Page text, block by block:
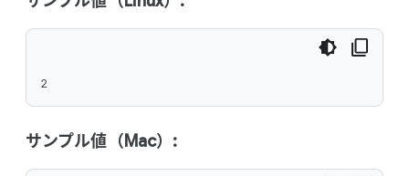
2
サンプル値（Mac）: